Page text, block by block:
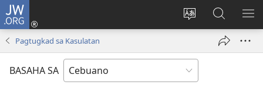
JW.ORG
Ilisi
pinulongan
sa
site
Log
ug
Pangitaa
sa
JW.ORG
Pagtugkad sa Kasulatan
BASAHA SA